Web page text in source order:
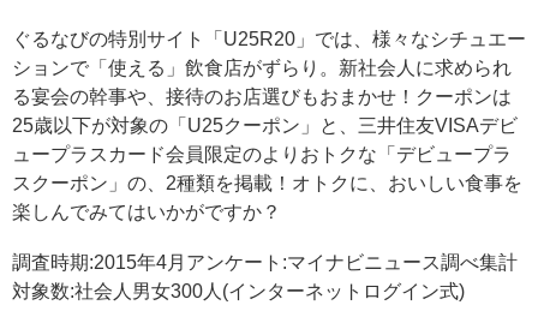
ぐるなびの特別サイト「U25R20」では、様々なシチュエー
ションで「使える」飲食店がずらり。新社会人に求められ
る宴会の幹事や、接待のお店選びもおまかせ！クーポンは
25歳以下が対象の「U25クーポン」と、三井住友VISAデビ
ュープラスカード会員限定のよりおトクな「デビュープラ
スクーポン」の、2種類を掲載！オトクに、おいしい食事を
楽しんでみてはいかがですか？
調査時期:2015年4月アンケート:マイナビニュース調べ集計
対象数:社会人男女300人(インターネットログイン式)